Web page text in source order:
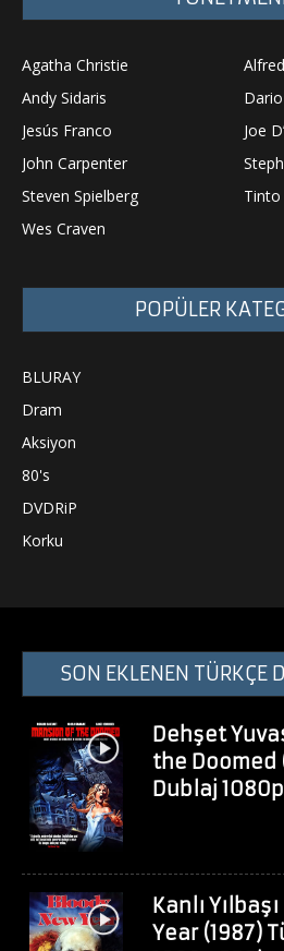
Agatha Christie
Andy Sidaris
Jesús Franco
Joe
John Carpenter
Steven Spielberg
Tinto
Wes Craven
POPÜLER
BLURAY
Dram
Aksiyon
80's
DVDRiP
Korku
SON EKLENEN TÜRKÇE
Dehşet
the Doomed
Dublaj 1080p
Kanlı
Year (1987)